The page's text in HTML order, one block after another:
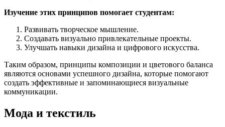
Изучение этих принципов помогает студентам:
Развивать творческое мышление.
Создавать визуально привлекательные проекты.
Улучшать навыки дизайна и цифрового искусства.
Таким образом, принципы композиции и цветового баланса
являются основами успешного дизайна, которые помогают
создать эффективные и запоминающиеся визуальные
коммуникации.
Мода и текстиль